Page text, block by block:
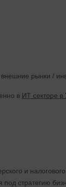
рынки /
в ИТ секторе в
и
под стратегию